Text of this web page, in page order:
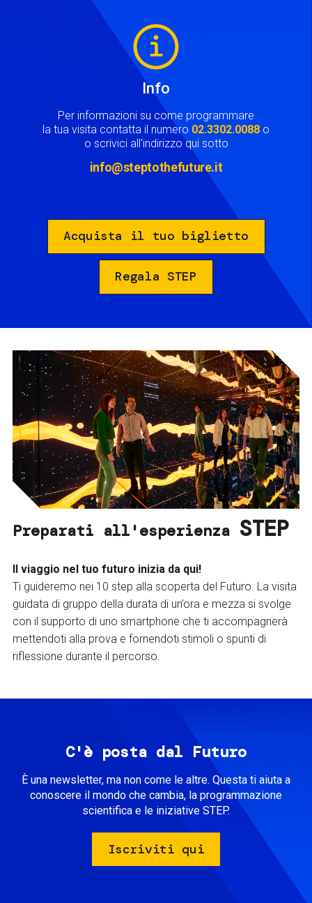
Info
Per informazioni su come programmare
la tua visita contatta il numero 02.3302.0088 o
o scrivici all'indirizzo qui sotto
info@steptothefuture.it
Acquista il tuo biglietto
Regala STEP
Preparati all'esperienza STEP
Il viaggio nel tuo futuro inizia da qui!
Ti guideremo nei 10 step alla scoperta del Futuro. La visita
guidata di gruppo della durata di un’ora e mezza si svolge
con il supporto di uno smartphone che ti accompagnerà
mettendoti alla prova e fornendoti stimoli o spunti di
riflessione durante il percorso.
C'è posta dal Futuro
È una newsletter, ma non come le altre. Questa ti aiuta a
conoscere il mondo che cambia, la programmazione
scientifica e le iniziative STEP.
Iscriviti qui